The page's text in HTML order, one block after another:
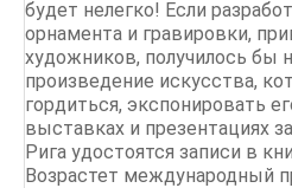
будет нелегко! Если
орнамента и гравировки,
художников, получилось бы
произведение искусства,
гордиться, экспонировать
выставках и презентациях
Рига удостоятся записи в
Возрастет международный